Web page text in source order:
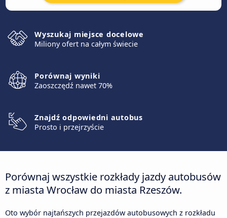
Wyszukaj miejsce docelowe
Miliony ofert na całym świecie
Porównaj wyniki
Zaoszczędź nawet 70%
Znajdź odpowiedni autobus
Prosto i przejrzyście
Porównaj wszystkie rozkłady jazdy autobusów
z miasta Wrocław do miasta Rzeszów.
Oto wybór najtańszych przejazdów autobusowych z rozkładu